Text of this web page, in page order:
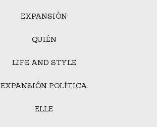
EXPANSIÓN
QUIÉN
LIFE AND STYLE
EXPANSIÓN POLÍTICA
ELLE